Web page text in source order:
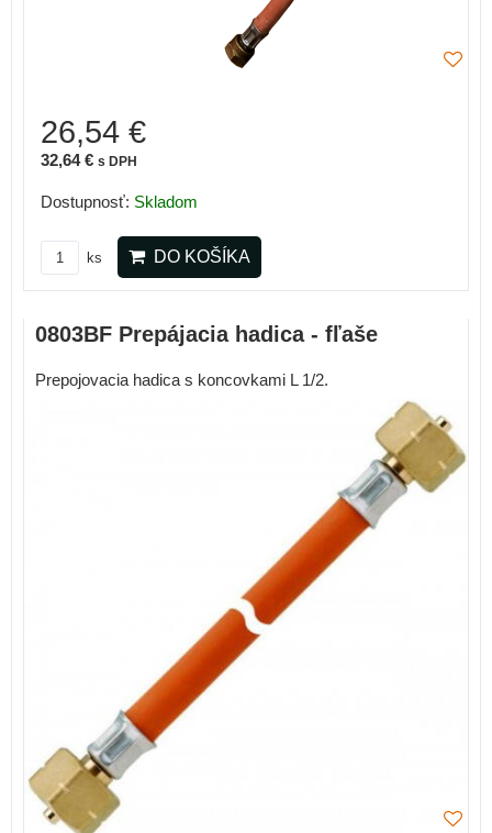
26,54 €
32,64 € s DPH
Dostupnosť: Skladom
ks DO KOŠÍKA
0803BF Prepájacia hadica - fľaše
Prepojovacia hadica s koncovkami L 1/2.